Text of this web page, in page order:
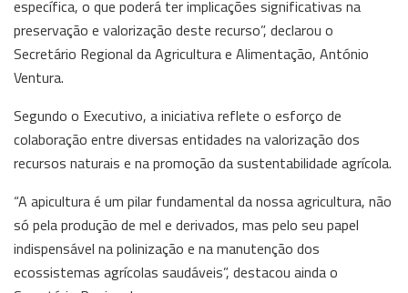
específica, o que poderá ter implicações significativas na
preservação e valorização deste recurso”, declarou o
Secretário Regional da Agricultura e Alimentação, António
Ventura.
Segundo o Executivo, a iniciativa reflete o esforço de
colaboração entre diversas entidades na valorização dos
recursos naturais e na promoção da sustentabilidade agrícola.
“A apicultura é um pilar fundamental da nossa agricultura, não
só pela produção de mel e derivados, mas pelo seu papel
indispensável na polinização e na manutenção dos
ecossistemas agrícolas saudáveis”, destacou ainda o